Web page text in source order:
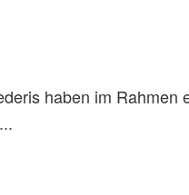
haben im